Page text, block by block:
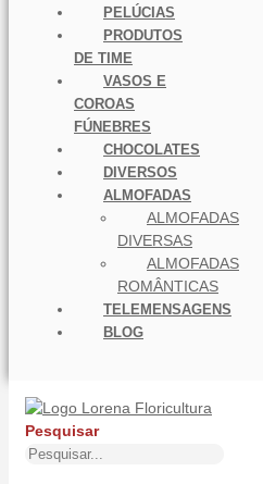
PELÚCIAS
PRODUTOS
DE TIME
VASOS E
COROAS
FÚNEBRES
CHOCOLATES
DIVERSOS
ALMOFADAS
ALMOFADAS
DIVERSAS
ALMOFADAS
ROMÂNTICAS
TELEMENSAGENS
BLOG
Pesquisar